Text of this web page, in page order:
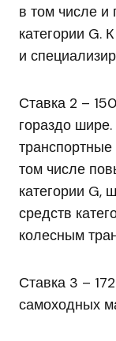
в том числе
категории G.
и
Ставка 2 –
гораздо
том числе
категории G,
средств
колесным
Ставка 3 –
самоходных